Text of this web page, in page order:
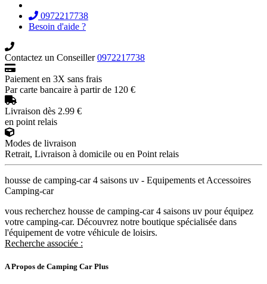
0972217738
Besoin d'aide ?
Contactez un Conseiller0972217738
Paiement en 3X sans frais
Par carte bancaire à partir de 120 €
Livraison dès 2.99 €
en point relais
Modes de livraison
Retrait, Livraison à domicile ou en Point relais
housse de camping-car 4 saisons uv - Equipements et Accessoires
Camping-car
vous recherchez housse de camping-car 4 saisons uv pour équipez
votre camping-car. Découvrez notre boutique spécialisée dans
l'équipement de votre véhicule de loisirs.
Recherche associée :
A Propos de Camping Car Plus